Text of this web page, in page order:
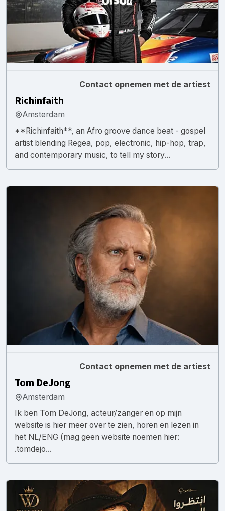
Contact opnemen met de artiest
Richinfaith
Amsterdam
**Richinfaith**, an Afro groove dance beat - gospel
artist blending Regea, pop, electronic, hip-hop, trap,
and contemporary music, to tell my story...
Contact opnemen met de artiest
Tom DeJong
Amsterdam
Ik ben Tom DeJong, acteur/zanger en op mijn
website is hier meer over te zien, horen en lezen in
het NL/ENG (mag geen website noemen hier:
.tomdejo...